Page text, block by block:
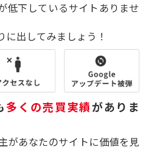
低下しているサイトありませ
出してみましょう！
多くの売買実績がありま
があなたのサイトに価値を見